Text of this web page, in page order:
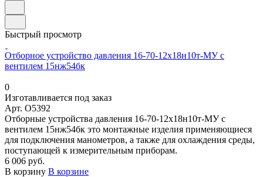
Быстрый просмотр
Отборное устройство давления 16-70-12х18н10т-МУ с
вентилем 15нж54бк
0
Изготавливается под заказ
Арт. O5392
Отборные устройства давления 16-70-12х18н10т-МУ с
вентилем 15нж54бк это монтажные изделия применяющиеся
для подключения манометров, а также для охлаждения среды,
поступающей к измерительным приборам.
6 006 руб.
В корзину В корзине